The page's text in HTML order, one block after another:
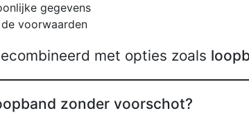
gegevens
voorwaarden
met opties zoals
zonder voorschot?